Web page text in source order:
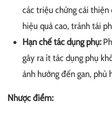
các triệu chứng cải
hiệu quả cao, tránh tái
Hạn chế tác dụng phụ:
gây ra ít tác dụng phụ
ảnh hưởng đến gan, phù
Nhược điểm: